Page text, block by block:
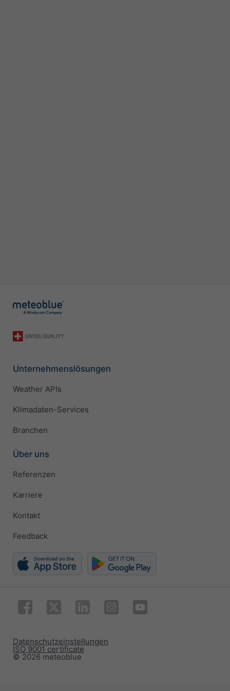
Unternehmenslösungen
Weather APIs
Klimadaten-Services
Branchen
Über uns
Referenzen
Karriere
Kontakt
Feedback
© 2026 meteoblue
ISO 9001 certificate
Datenschutzeinstellungen